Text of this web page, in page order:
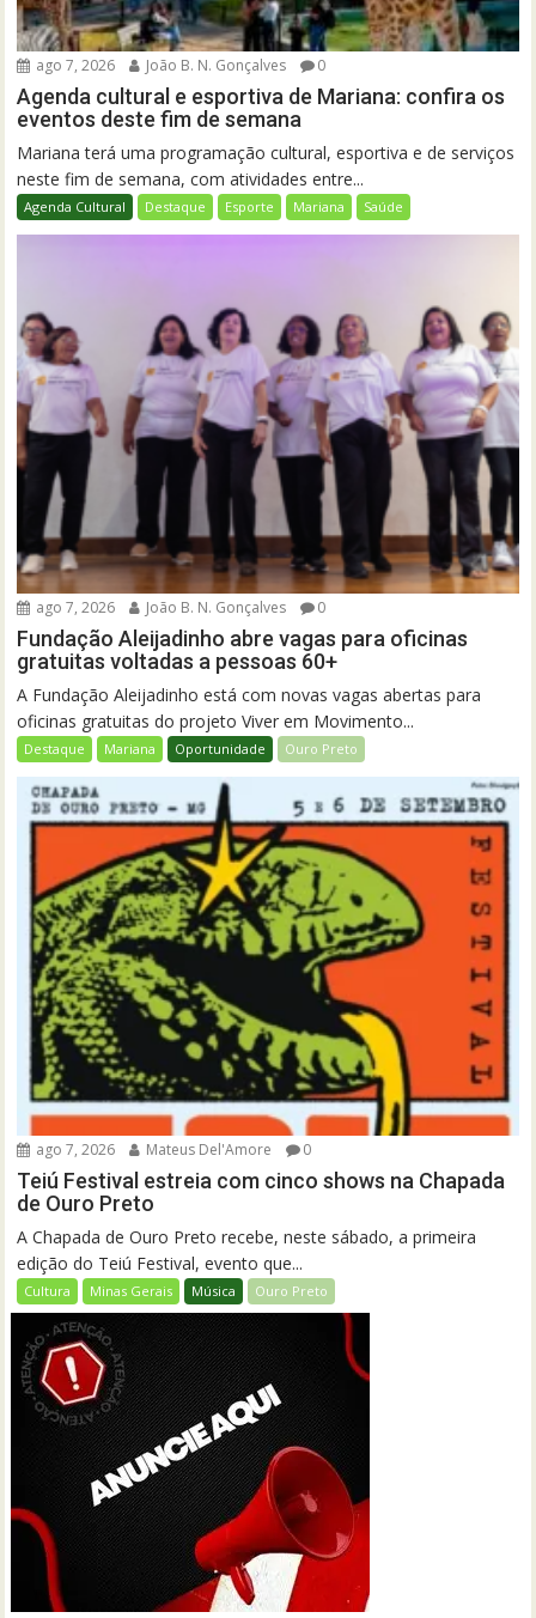
ago 7, 2026 João B. N. Gonçalves 0
Agenda cultural e esportiva de Mariana: confira os
eventos deste fim de semana
Mariana terá uma programação cultural, esportiva e de serviços
neste fim de semana, com atividades entre...
Agenda Cultural Destaque Esporte Mariana Saúde
ago 7, 2026 João B. N. Gonçalves 0
Fundação Aleijadinho abre vagas para oficinas
gratuitas voltadas a pessoas 60+
A Fundação Aleijadinho está com novas vagas abertas para
oficinas gratuitas do projeto Viver em Movimento...
Destaque Mariana Oportunidade Ouro Preto
ago 7, 2026 Mateus Del'Amore 0
Teiú Festival estreia com cinco shows na Chapada
de Ouro Preto
A Chapada de Ouro Preto recebe, neste sábado, a primeira
edição do Teiú Festival, evento que...
Cultura Minas Gerais Música Ouro Preto